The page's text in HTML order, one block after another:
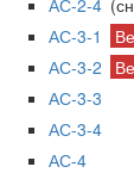
АС-2-4
АС-3-1
АС-3-2
АС-3-3
АС-3-4
АС-4